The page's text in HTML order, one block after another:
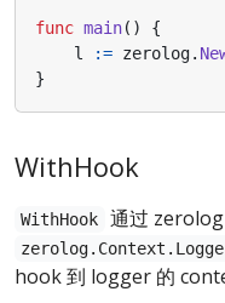
func main()
{
l
:= zerolog.
}
WithHook
WithHook 通过
hook 到 logger 的